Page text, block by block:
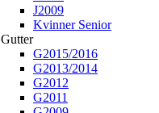
J2009
Kvinner Senior
Gutter
G2015/2016
G2013/2014
G2012
G2011